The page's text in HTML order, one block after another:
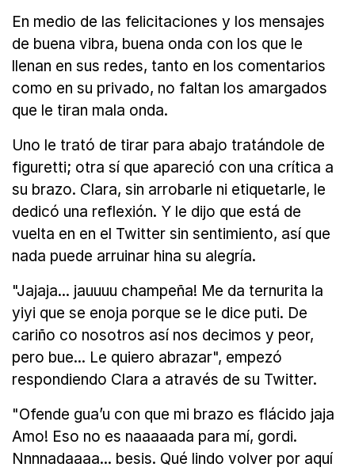
En medio de las felicitaciones y los mensajes
de buena vibra, buena onda con los que le
llenan en sus redes, tanto en los comentarios
como en su privado, no faltan los amargados
que le tiran mala onda.
Uno le trató de tirar para abajo tratándole de
figuretti; otra sí que apareció con una crítica a
su brazo. Clara, sin arrobarle ni etiquetarle, le
dedicó una reflexión. Y le dijo que está de
vuelta en en el Twitter sin sentimiento, así que
nada puede arruinar hina su alegría.
"Jajaja... jauuuu champeña! Me da ternurita la
yiyi que se enoja porque se le dice puti. De
cariño co nosotros así nos decimos y peor,
pero bue... Le quiero abrazar", empezó
respondiendo Clara a através de su Twitter.
"Ofende gua’u con que mi brazo es flácido jaja
Amo! Eso no es naaaaada para mí, gordi.
Nnnnadaaaa... besis. Qué lindo volver por aquí